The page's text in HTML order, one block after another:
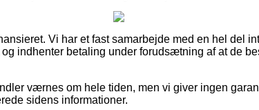
Vi har et fast samarbejde med en hel del
indhenter betaling under forudsætning af at de
værnes om hele tiden, men vi giver ingen
sidens informationer.